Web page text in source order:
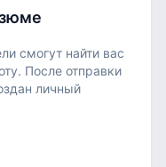
смогут найти вас
После отправки
личный